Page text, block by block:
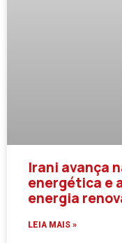
Irani avança
energética e
energia
LEIA MAIS »